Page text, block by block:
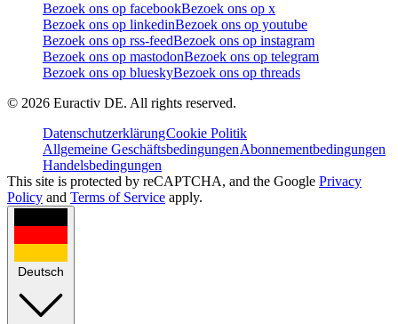
Bezoek ons op facebookBezoek ons op x
Bezoek ons op linkedinBezoek ons op youtube
Bezoek ons op rss-feedBezoek ons op instagram
Bezoek ons op mastodonBezoek ons op telegram
Bezoek ons op blueskyBezoek ons op threads
© 2026 Euractiv DE. All rights reserved.
DatenschutzerklärungCookie Politik
Allgemeine GeschäftsbedingungenAbonnementbedingungen
Handelsbedingungen
This site is protected by reCAPTCHA, and the Google Privacy
Policy and Terms of Service apply.
Deutsch